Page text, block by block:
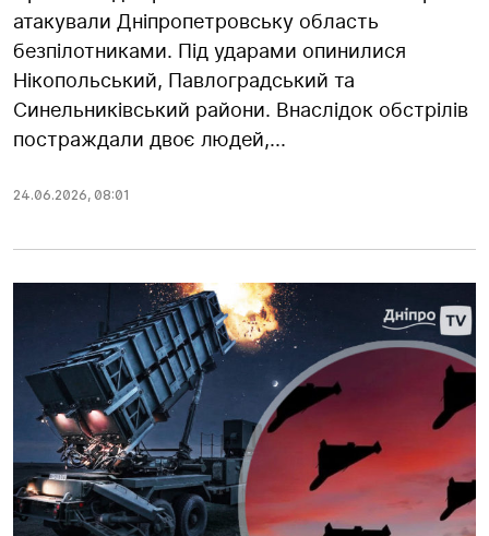
атакували Дніпропетровську область
безпілотниками. Під ударами опинилися
Нікопольський, Павлоградський та
Синельниківський райони. Внаслідок обстрілів
постраждали двоє людей,...
24.06.2026, 08:01